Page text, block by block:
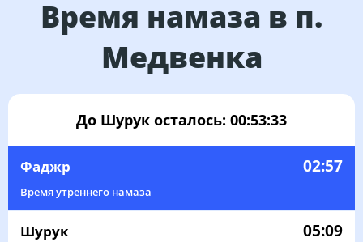
Время намаза в п.
Медвенка
До Шурук осталось: 00:53:33
Фаджр 02:57
Время утреннего намаза
Шурук 05:09